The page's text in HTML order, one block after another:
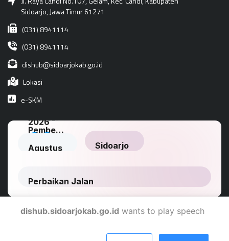
Sidoarjo, Jawa Timur 61271
(031) 8941114
(031) 8941114
dishub@sidoarjokab.go.id
Lokasi
e-SKM
Dinas Komunikasi Dan Informatika Kabupaten Sidoarjo
dishub.sidoarjokab.go.id wants to play speech